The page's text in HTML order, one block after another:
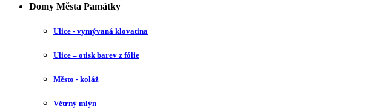
Domy Města Památky
Ulice - vymývaná klovatina
Ulice – otisk barev z fólie
Město - koláž
Větrný mlýn